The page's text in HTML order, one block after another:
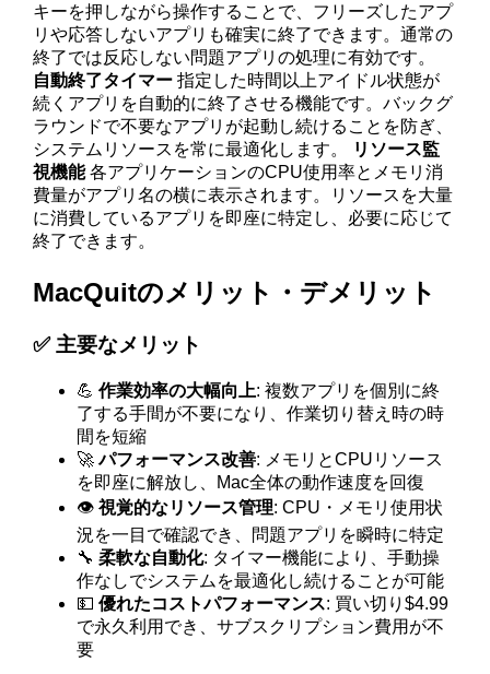
キーを押しながら操作することで、フリーズしたアプ
リや応答しないアプリも確実に終了できます。通常の
終了では反応しない問題アプリの処理に有効です。
自動終了タイマー 指定した時間以上アイドル状態が
続くアプリを自動的に終了させる機能です。バックグ
ラウンドで不要なアプリが起動し続けることを防ぎ、
システムリソースを常に最適化します。
リソース監
視機能各アプリケーションのCPU使用率とメモリ消
費量がアプリ名の横に表示されます。リソースを大量
に消費しているアプリを即座に特定し、必要に応じて
終了できます。
MacQuitのメリット・デメリット
✅ 主要なメリット
💪作業効率の大幅向上: 複数アプリを個別に終
了する手間が不要になり、作業切り替え時の時
間を短縮
🚀パフォーマンス改善: メモリとCPUリソース
を即座に解放し、Mac全体の動作速度を回復
👁️視覚的なリソース管理: CPU・メモリ使用状
況を一目で確認でき、問題アプリを瞬時に特定
🔧柔軟な自動化: タイマー機能により、手動操
作なしでシステムを最適化し続けることが可能
💵優れたコストパフォーマンス: 買い切り$4.99
で永久利用でき、サブスクリプション費用が不
要